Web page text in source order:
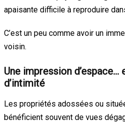
apaisante difficile à reproduire
C’est un peu comme avoir un
voisin.
Une impression d’espace…
d’intimité
Les propriétés adossées ou
bénéficient souvent de vues